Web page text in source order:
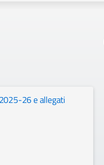
26 e allegati